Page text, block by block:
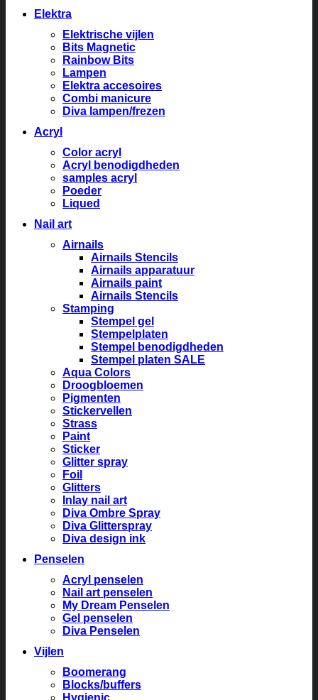
Elektra
Elektrische vijlen
Bits Magnetic
Rainbow Bits
Lampen
Elektra accesoires
Combi manicure
Diva lampen/frezen
Acryl
Color acryl
Acryl benodigdheden
samples acryl
Poeder
Liqued
Nail art
Airnails
Airnails Stencils
Airnails apparatuur
Airnails paint
Airnails Stencils
Stamping
Stempel gel
Stempelplaten
Stempel benodigdheden
Stempel platen SALE
Aqua Colors
Droogbloemen
Pigmenten
Stickervellen
Strass
Paint
Sticker
Glitter spray
Foil
Glitters
Inlay nail art
Diva Ombre Spray
Diva Glitterspray
Diva design ink
Penselen
Acryl penselen
Nail art penselen
My Dream Penselen
Gel penselen
Diva Penselen
Vijlen
Boomerang
Blocks/buffers
Hygienic